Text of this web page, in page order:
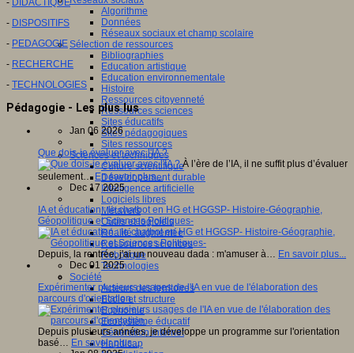
Algorithme
Données
Réseaux sociaux et champ scolaire
Sélection de ressources
Bibliographies
Education artistique
Education environnementale
Histoire
Ressources citoyenneté
Ressources sciences
Sites éducatifs
Sites pédagogiques
Sites ressources
Sciences et techniques
Culture scientifique
Développement durable
Intelligence artificielle
Logiciels libres
Métavers
Outils et logiciels
Réalité augmentée
Ressources sciences
Robotique
Technologies
Société
Acteurs des territoires
Ecole et structure
Economie
Ecosystème éducatif
Génération internet
Handicap
- DIDACTIQUE
- DISPOSITIFS
- PEDAGOGIE
- RECHERCHE
- TECHNOLOGIES
Pédagogie - Les plus lus
Jan 06 2026
Que dois-je évaluer avec l'IA ?
À l’ère de l’IA, il ne suffit plus d’évaluer
seulement… En savoir plus...
Dec 17 2025
IA et éducation : le chatbot en HG et HGGSP- Histoire-Géographie,
Géopolitique et Sciences Politiques-
Depuis, la rentrée, j'ai un nouveau dada : m'amuser à… En savoir plus...
Dec 01 2025
Expérimenter plusieurs usages de l'IA en vue de l'élaboration des
parcours d'orientation.
Depuis plusieurs années, je développe un programme sur l'orientation
basé… En savoir plus...